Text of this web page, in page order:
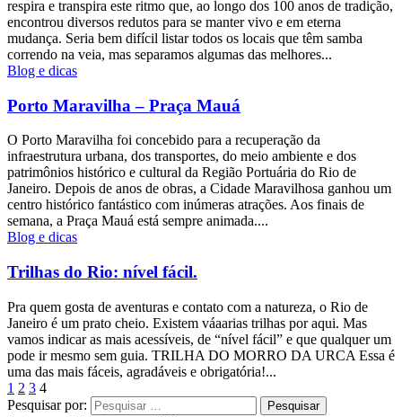
respira e transpira este ritmo que, ao longo dos 100 anos de tradição,
encontrou diversos redutos para se manter vivo e em eterna
mudança. Seria bem difícil listar todos os locais que têm samba
correndo na veia, mas separamos algumas das melhores...
Blog e dicas
Porto Maravilha – Praça Mauá
O Porto Maravilha foi concebido para a recuperação da
infraestrutura urbana, dos transportes, do meio ambiente e dos
patrimônios histórico e cultural da Região Portuária do Rio de
Janeiro. Depois de anos de obras, a Cidade Maravilhosa ganhou um
centro histórico fantástico com inúmeras atrações. Aos finais de
semana, a Praça Mauá está sempre animada....
Blog e dicas
Trilhas do Rio: nível fácil.
Pra quem gosta de aventuras e contato com a natureza, o Rio de
Janeiro é um prato cheio. Existem váaarias trilhas por aqui. Mas
vamos indicar as mais acessíveis, de “nível fácil” e que qualquer um
pode ir mesmo sem guia. TRILHA DO MORRO DA URCA Essa é
uma das mais fáceis, agradáveis e obrigatória!...
1 2 3 4
Pesquisar por: